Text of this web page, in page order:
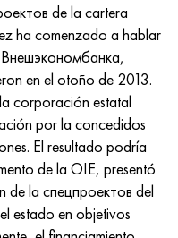
de la cartera
ha comenzado a hablar
en el otoño de 2013.
corporación estatal
por la concedidos
El resultado podría
de la OIE, presentó
de la спецпроектов del
estado en objetivos